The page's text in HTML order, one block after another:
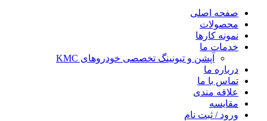
صفحه اصلی
محصولات
نمونه کارها
خدمات ما
آپشن و تیونینگ تخصصی خودروهای KMC
درباره ما
تماس با ما
علاقه مندی
مقايسه
ورود / ثبت نام